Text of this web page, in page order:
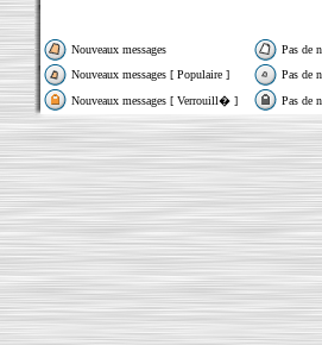
Nouveaux messages Pas de
Nouveaux messages [ Populaire ]
Pas de
Nouveaux messages [ Verrouill� ]
Pas de